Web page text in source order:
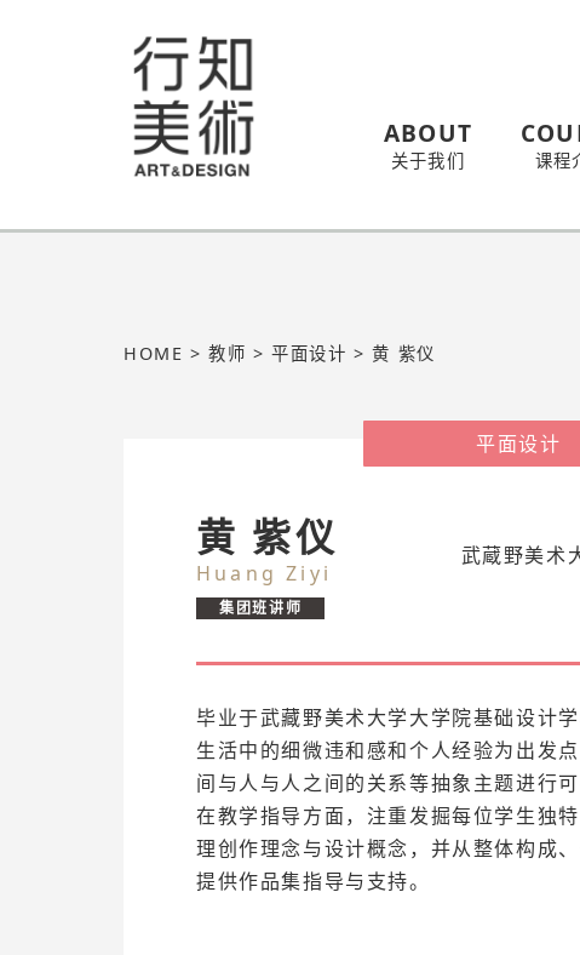
ABOUT
关于我们 课程
HOME >教师 >平面设计 >黄 紫仪
平面设计
黄 紫仪
Huang Ziyi
武蔵野美术
集团班讲师
毕业于武藏野美术大学大学院基础设计
生活中的细微违和感和个人经验为出发
间与人与人之间的关系等抽象主题进行可
在教学指导方面，注重发掘每位学生独
理创作理念与设计概念，并从整体构成
提供作品集指导与支持。